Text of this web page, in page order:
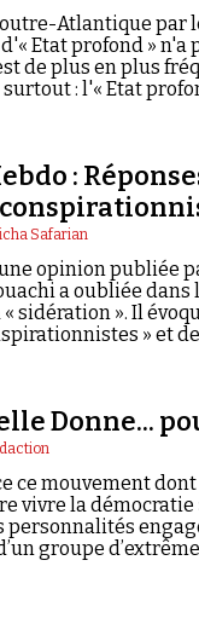
Atlantique par
Etat profond »
de plus en plus
: l'« Etat
:
Safarian
opinion publiée
a oubliée
sidération ». Il
» et
Donne...
ce mouvement
vivre la
personnalités
groupe